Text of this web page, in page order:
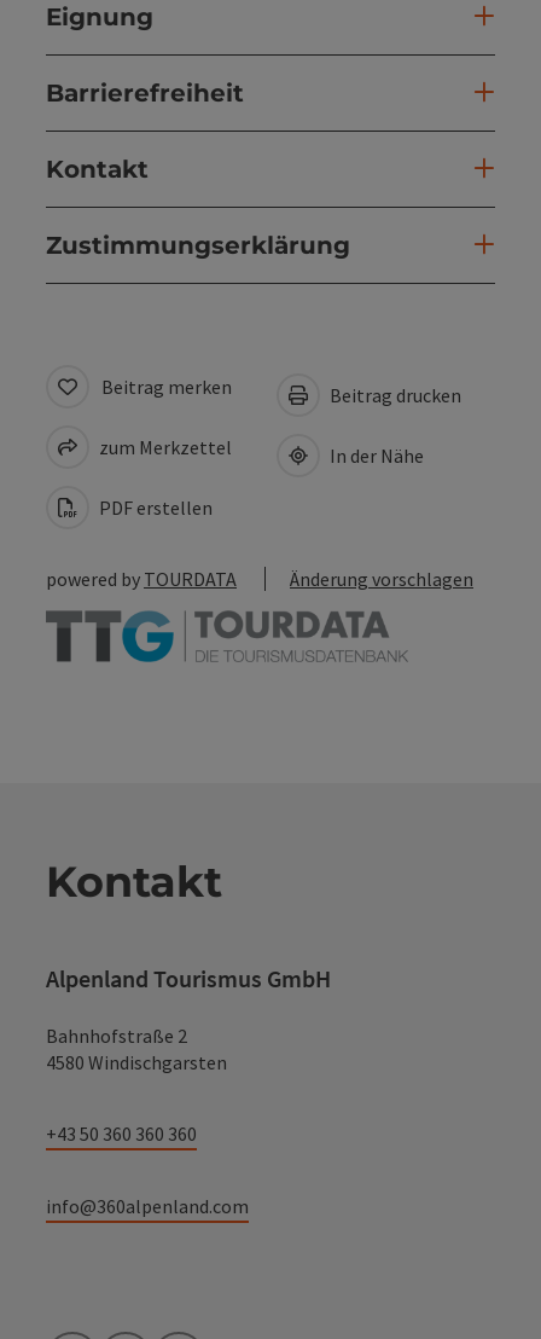
Eignung
Barrierefreiheit
Kontakt
Zustimmungserklärung
Beitrag merken
zum Merkzettel
PDF erstellen
Beitrag drucken
In der Nähe
powered by TOURDATA Änderung vorschlagen
Kontakt
Alpenland Tourismus GmbH
Bahnhofstraße 2
4580 Windischgarsten
+43 50 360 360 360
info@360alpenland.com